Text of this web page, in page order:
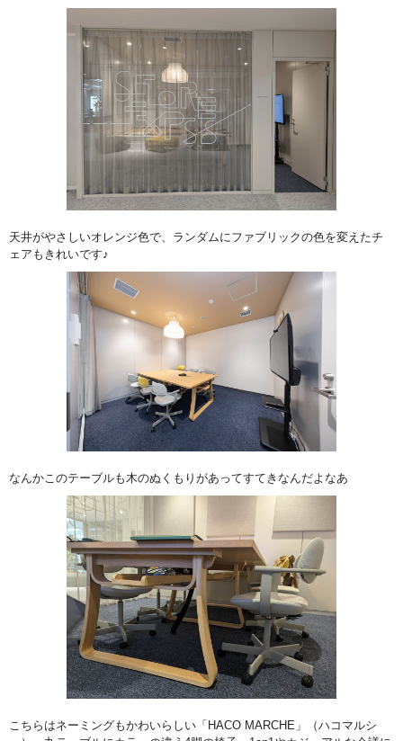
天井がやさしいオレンジ色で、ランダムにファブリックの色を変えたチ
ェアもきれいです♪
なんかこのテーブルも木のぬくもりがあってすてきなんだよなあ
こちらはネーミングもかわいらしい「HACO MARCHE」（ハコマルシ